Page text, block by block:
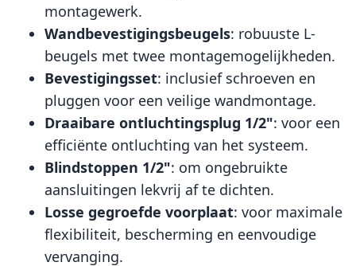
montagewerk.
Wandbevestigingsbeugels: robuuste L-
beugels met twee montagemogelijkheden.
Bevestigingsset: inclusief schroeven en
pluggen voor een veilige wandmontage.
Draaibare ontluchtingsplug 1/2": voor een
efficiënte ontluchting van het systeem.
Blindstoppen 1/2": om ongebruikte
aansluitingen lekvrij af te dichten.
Losse gegroefde voorplaat: voor maximale
flexibiliteit, bescherming en eenvoudige
vervanging.